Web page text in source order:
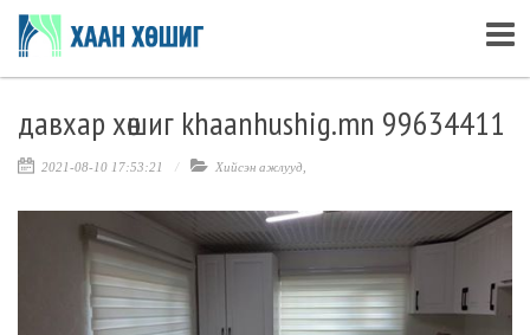
давхар хөшиг khaanhushig.mn 99634411
2021-08-10 17:53:21 Хийсэн ажлууд